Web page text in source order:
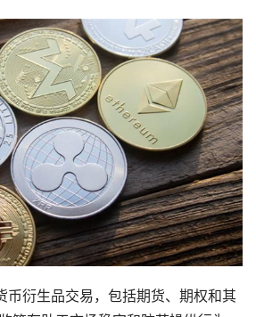
币衍生品交易，包括期货、期权和其